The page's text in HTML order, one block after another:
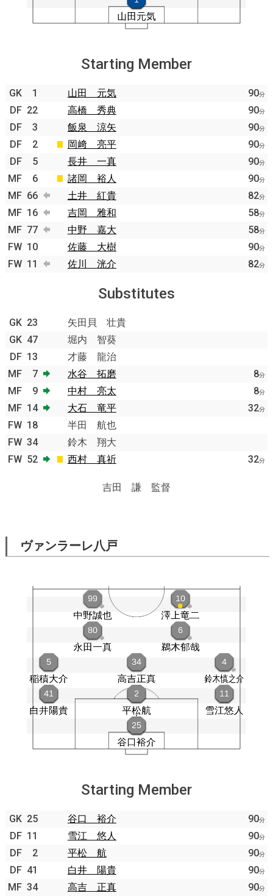
Starting Member
GK 1 山田 元気 90分
DF 22 高橋 秀典 90分
DF 3 飯泉 涼矢 90分
DF 2 岡﨑 亮平 90分
DF 5 長井 一真 90分
MF 6 諸岡 裕人 90分
MF 66 土井 紅貴 82分
MF 16 吉岡 雅和 58分
MF 77 中野 嘉大 58分
FW 10 佐藤 大樹 90分
FW 11 佐川 洸介 82分
Substitutes
GK 23
矢田貝 壮貴
GK 47
堀内 智葵
DF 13
才藤 龍治
MF
7 水谷 拓磨 8分
MF 9 中村 亮太 8分
MF 14 大石 竜平 32分
FW 18
半田 航也
FW 34
鈴木 翔大
FW 52 西村 真祈 32分
吉田 謙 監督
ヴァンラーレ八戸
Starting Member
GK 25 谷口 裕介 90分
DF 11 雪江 悠人 90分
DF 2 平松 航 90分
DF 41 白井 陽貴 90分
MF 34 高吉 正真 90分